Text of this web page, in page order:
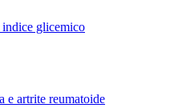
indice glicemico
e artrite reumatoide